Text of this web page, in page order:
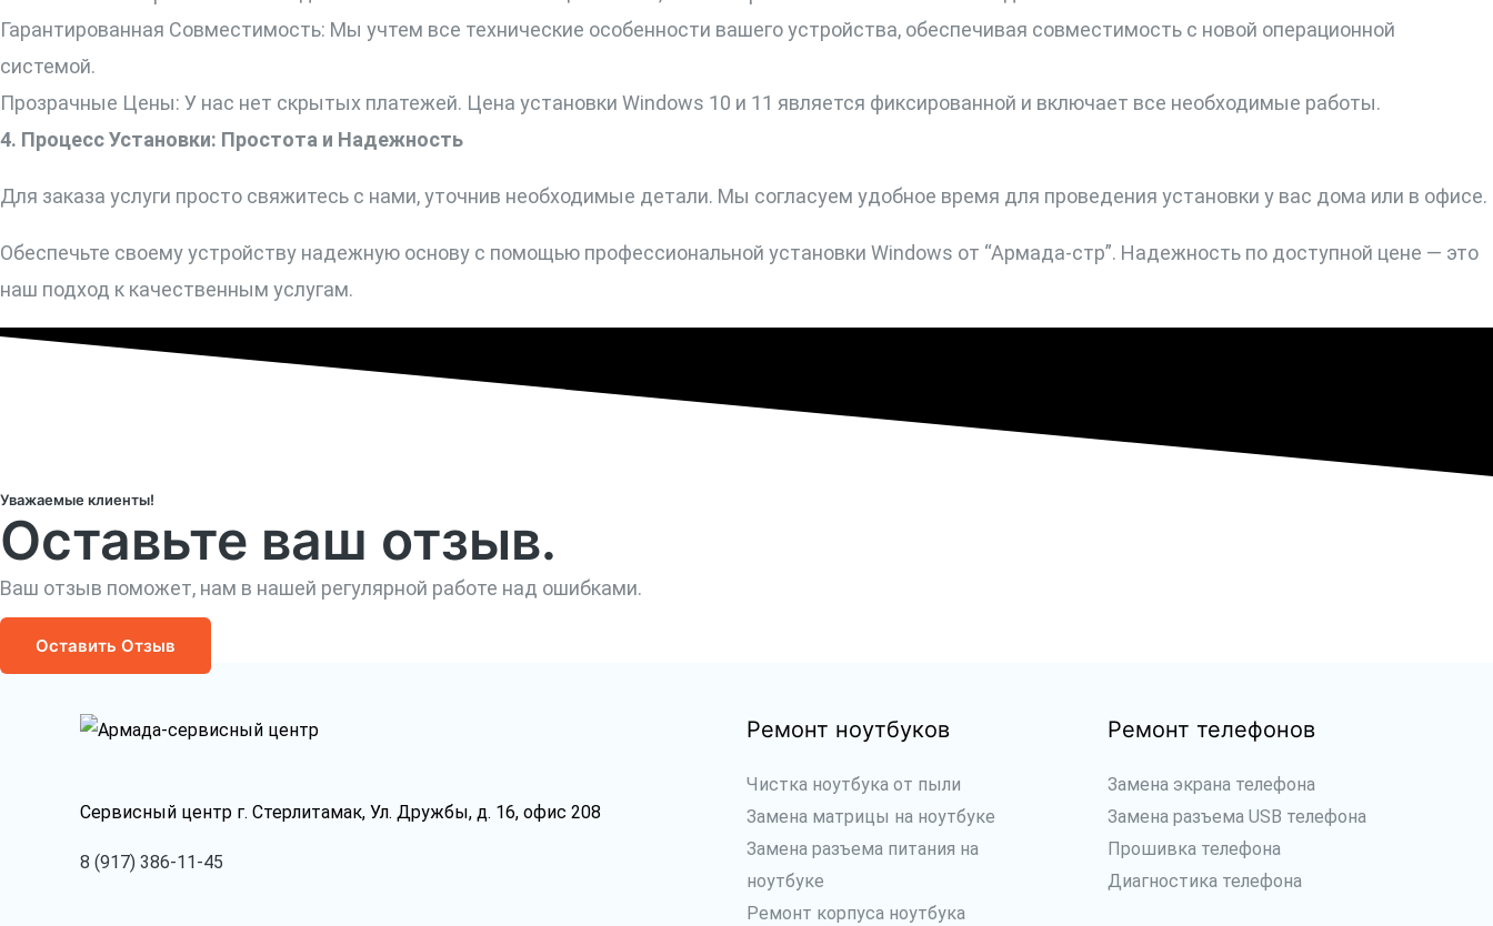
Гарантированная Совместимость: Мы учтем все технические особенности вашего устройства, обеспечивая совместимость с новой операционной
системой.
Прозрачные Цены: У нас нет скрытых платежей. Цена установки Windows 10 и 11 является фиксированной и включает все необходимые работы.
4. Процесс Установки: Простота и Надежность
Для заказа услуги просто свяжитесь с нами, уточнив необходимые детали. Мы согласуем удобное время для проведения установки у вас дома или в офисе.
Обеспечьте своему устройству надежную основу с помощью профессиональной установки Windows от “Армада-стр”. Надежность по доступной цене — это
наш подход к качественным услугам.
Уважаемые клиенты!
Оставьте ваш отзыв.
Ваш отзыв поможет, нам в нашей регулярной работе над ошибками.
Оставить Отзыв
Сервисный центр г. Стерлитамак, Ул. Дружбы, д. 16, офис 208
8 (917) 386-11-45
Ремонт ноутбуков
Чистка ноутбука от пыли
Замена матрицы на ноутбуке
Замена разъема питания на
ноутбуке
Ремонт корпуса ноутбука
Ремонт телефонов
Замена экрана телефона
Замена разъема USB телефона
Прошивка телефона
Диагностика телефона